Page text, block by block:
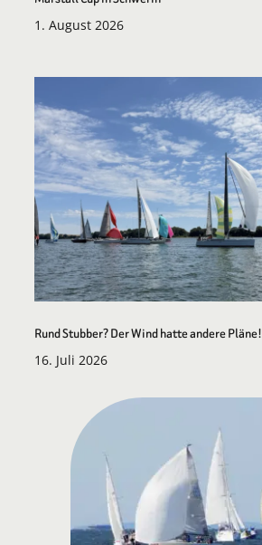
1. August 2026
Rund Stubber? Der Wind hatte andere Pläne!
16. Juli 2026